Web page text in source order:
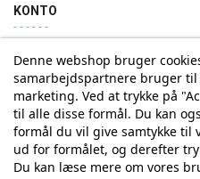
KONTO
Min konto Ordrehistorik
Tilmelding
Vi deler aldrig din
Denne webshop bruger
samarbejdspartnere bruger
marketing. Ved at trykke på
til alle disse formål. Du kan
formål du vil give samtykke til
ud for formålet, og derefter
Du kan læse mere om vores